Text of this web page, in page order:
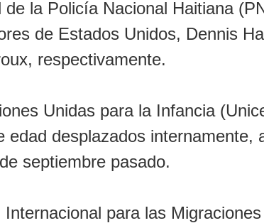
la Policía Nacional Haitiana
de Estados Unidos, Dennis
respectivamente.
Unidas para la Infancia
edad desplazados internamente,
septiembre pasado.
para las